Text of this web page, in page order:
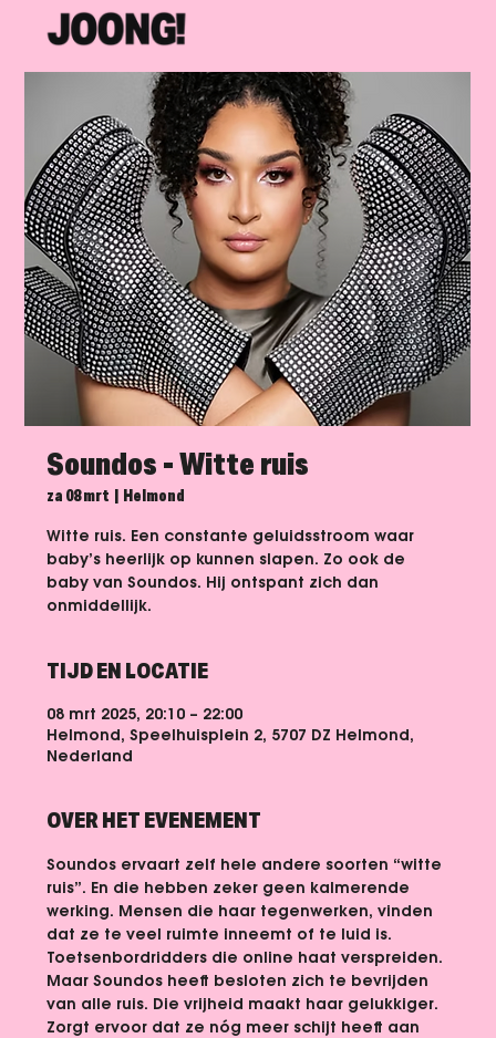
Soundos - Witte ruis
za 08 mrt Helmond
Witte ruis. Een constante geluidsstroom waar
baby’s heerlijk op kunnen slapen. Zo ook de
baby van Soundos. Hij ontspant zich dan
onmiddellijk.
TIJD EN LOCATIE
08 mrt 2025, 20:10 – 22:00
Helmond, Speelhuisplein 2, 5707 DZ Helmond,
Nederland
OVER HET EVENEMENT
Soundos ervaart zelf hele andere soorten “witte
ruis”. En die hebben zeker geen kalmerende
werking. Mensen die haar tegenwerken, vinden
dat ze te veel ruimte inneemt of te luid is.
Toetsenbordridders die online haat verspreiden.
Maar Soundos heeft besloten zich te bevrijden
van alle ruis. Die vrijheid maakt haar gelukkiger.
Zorgt ervoor dat ze nóg meer schijt heeft aan